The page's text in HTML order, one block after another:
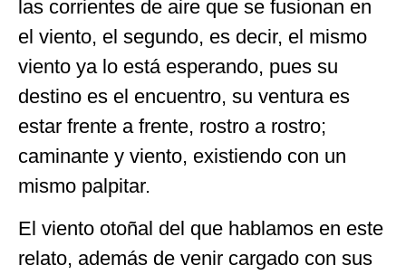
las corrientes de aire que se fusionan en
el viento, el segundo, es decir, el mismo
viento ya lo está esperando, pues su
destino es el encuentro, su ventura es
estar frente a frente, rostro a rostro;
caminante y viento, existiendo con un
mismo palpitar.
El viento otoñal del que hablamos en este
relato, además de venir cargado con sus